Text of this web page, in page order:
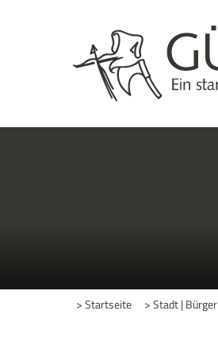
> Startseite > Stadt | Bürger